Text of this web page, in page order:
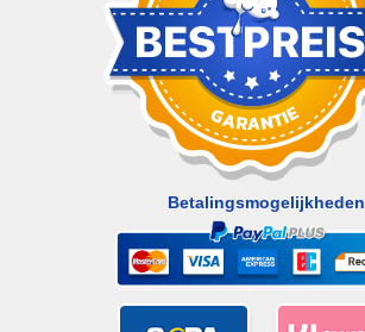
Betalingsmogelijkheden